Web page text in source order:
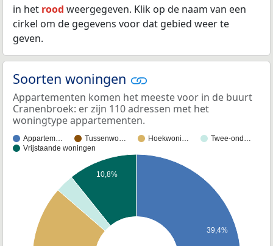
in het rood weergegeven. Klik op de naam van een
cirkel om de gegevens voor dat gebied weer te
geven.
Soorten woningen
Appartementen komen het meeste voor in de buurt
Cranenbroek: er zijn 110 adressen met het
woningtype appartementen.
Appartem… Tussenwo… Hoekwoni…
Twee-ond…
Vrijstaande woningen
39,4%
10,8%